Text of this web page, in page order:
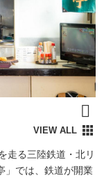
走る三陸鉄道・北リ
」では、鉄道が開業